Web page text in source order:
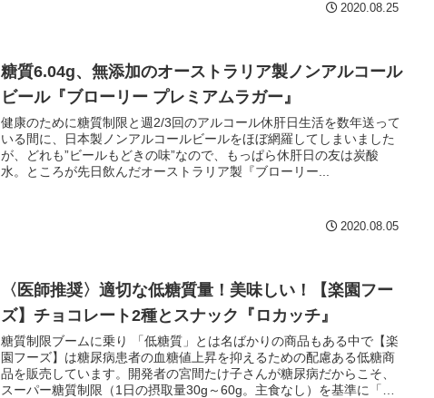
2020.08.25
糖質6.04g、無添加のオーストラリア製ノンアルコール
ビール『ブローリー プレミアムラガー』
健康のために糖質制限と週2/3回のアルコール休肝日生活を数年送って
いる間に、日本製ノンアルコールビールをほぼ網羅してしまいました
が、どれも”ビールもどきの味”なので、もっぱら休肝日の友は炭酸
水。ところが先日飲んだオーストラリア製『ブローリー...
2020.08.05
〈医師推奨〉適切な低糖質量！美味しい！【楽園フー
ズ】チョコレート2種とスナック『ロカッチ』
糖質制限ブームに乗り 「低糖質」とは名ばかりの商品もある中で【楽
園フーズ】は糖尿病患者の血糖値上昇を抑えるための配慮ある低糖商
品を販売しています。開発者の宮間たけ子さんが糖尿病だからこそ、
スーパー糖質制限（1日の摂取量30g～60g。主食なし）を基準に「糖